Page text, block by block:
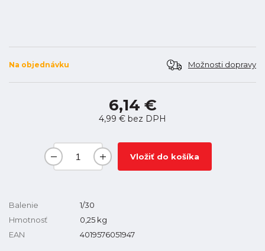
Na objednávku Možnosti dopravy
6,14 €
4,99 € bez DPH
Vložiť do košíka
Balenie
1/30
Hmotnosť
0,25 kg
EAN
4019576051947